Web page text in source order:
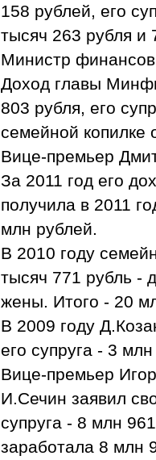
158 рублей, его
тысяч 263 рубля и
Министр
Доход главы
803 рубля, его
семейной копилке
Вице-премьер
За 2011 год его
получила в 2011
млн рублей.
В 2010 году
тысяч 771 рубль -
жены. Итого - 20
В 2009 году
его супруга - 3
Вице-премьер
И.Сечин заявил
супруга - 8 млн
заработала 8 млн